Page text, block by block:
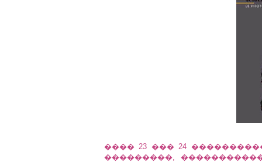
���� 23 ��� 24
���������,